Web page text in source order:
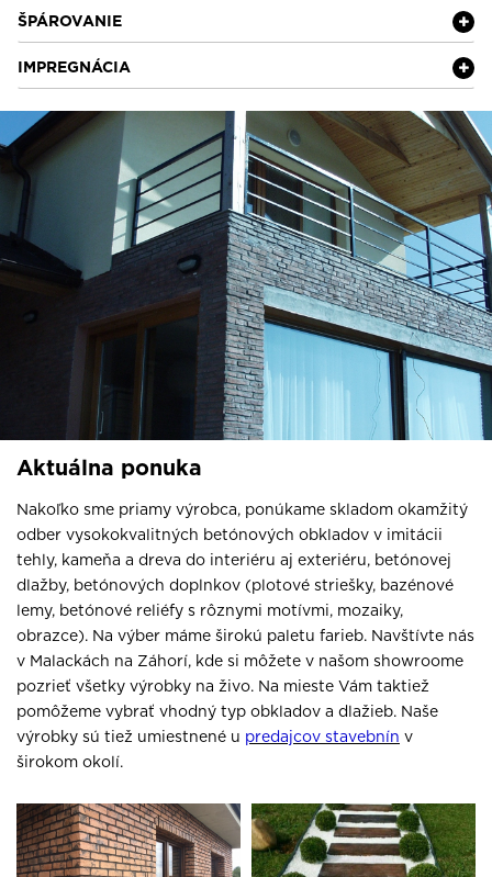
ŠPÁROVANIE
IMPREGNÁCIA
Aktuálna ponuka
Nakoľko sme priamy výrobca, ponúkame skladom okamžitý
odber vysokokvalitných betónových obkladov v imitácii
tehly, kameňa a dreva do interiéru aj exteriéru, betónovej
dlažby, betónových doplnkov (plotové striešky, bazénové
lemy, betónové reliéfy s rôznymi motívmi, mozaiky,
obrazce). Na výber máme širokú paletu farieb. Navštívte nás
v Malackách na Záhorí, kde si môžete v našom showroome
pozrieť všetky výrobky na živo. Na mieste Vám taktiež
pomôžeme vybrať vhodný typ obkladov a dlažieb. Naše
výrobky sú tiež umiestnené u predajcov stavebnín v
širokom okolí.